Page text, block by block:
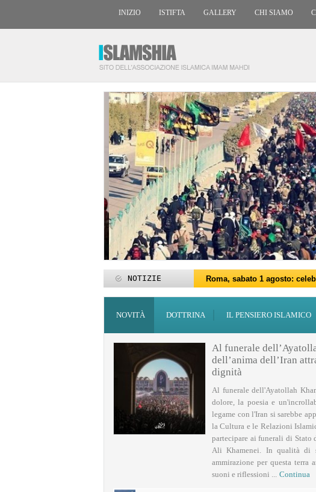
INIZIO ISTIFTA GALLERY CHI SIAMO
NOTIZIE
Roma, sabato 1 agosto:
Roma, 15-25 giugno:
Roma, sabato 6 giugno: Eid
27 maggio: Eid al-Adha
‘Id al-Fitr sarà sabato 21
ZAKATUL-FITR 1447 – 2026
Programmi per la notte di
I programmi del Centro
Domani giovedì 19 febbraio
Roma, sabato 14 febbraio:
NOVITÀ
DOTTRINA IL PENSIERO ISLAMICO
Al funerale
dell’anima dell’Iran
dignità
Al funerale dell'Ayatollah
dolore, la poesia e
legame con l'Iran si sarebbe
la Cultura e le Relazioni
partecipare ai funerali di
Ali Khamenei. In qualità di
ammirazione per questa
suoni e riflessioni ...
Continua